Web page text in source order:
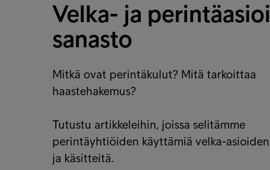
Velka- ja
sanasto
Mitkä ovat perintäkulut? Mitä tarkoittaa
haastehakemus?
Tutustu artikkeleihin, joissa selitämme
perintäyhtiöiden käyttämiä velka-
ja käsitteitä.